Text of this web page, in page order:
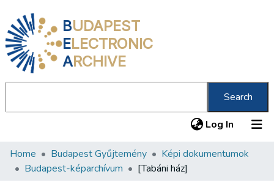
BUDAPEST
ELECTRONIC
ARCHIVE
Search
Log In (current)
Communities & Collections
Home Budapest Gyűjtemény
Képi dokumentumok
Budapest-képarchívum
[Tabáni ház]